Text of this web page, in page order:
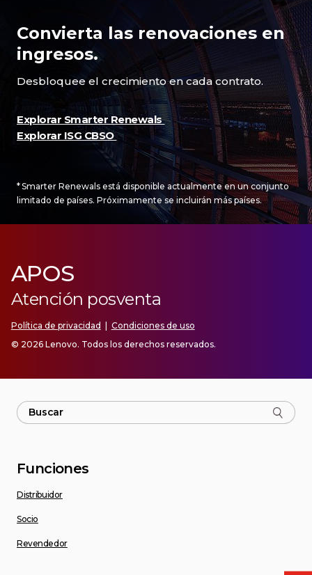
Convierta las renovaciones en
ingresos.
Desbloquee el crecimiento en cada contrato.
Explorar Smarter Renewals
Explorar ISG CBSO
* Smarter Renewals está disponible actualmente en un conjunto
limitado de países. Próximamente se incluirán más países.
APOS
Atención posventa
Política de privacidad
Condiciones de uso
© 2026 Lenovo. Todos los derechos reservados.
Funciones
Distribuidor
Socio
Revendedor